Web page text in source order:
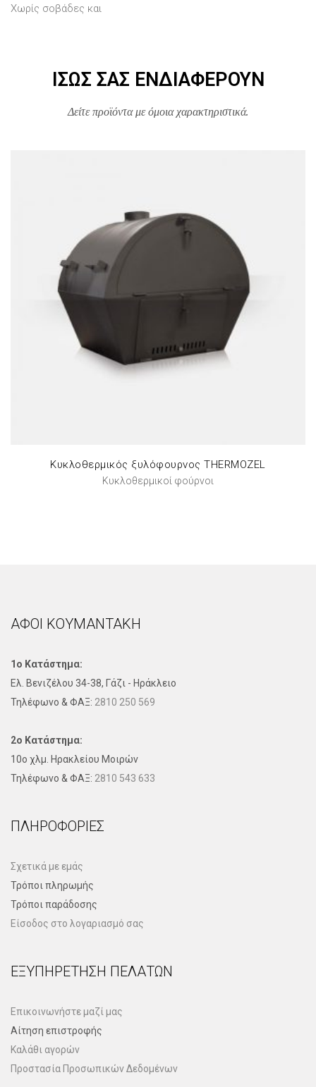
Χωρίς σοβάδες και
ΊΣΩΣ ΣΑΣ ΕΝΔΙΑΦΈΡΟΥΝ
Δείτε προϊόντα με όμοια χαρακτηριστικά.
Κυκλοθερμικός ξυλόφουρνος THERMOZEL
Κυκλοθερμικοί φούρνοι
ΑΦΟΙ ΚΟΥΜΑΝΤΑΚΗ
1ο Κατάστημα:
Ελ. Βενιζέλου 34-38, Γάζι - Ηράκλειο
Τηλέφωνo & ΦΑΞ: 2810 250 569
2ο Κατάστημα:
10ο χλμ. Ηρακλείου Μοιρών
Τηλέφωνo & ΦΑΞ: 2810 543 633
ΠΛΗΡΟΦΟΡΊΕΣ
Σχετικά με εμάς
Τρόποι πληρωμής
Τρόποι παράδοσης
Είσοδος στο λογαριασμό σας
ΕΞΥΠΗΡΈΤΗΣΗ ΠΕΛΑΤΏΝ
Επικοινωνήστε μαζί μας
Αίτηση επιστροφής
Καλάθι αγορών
Προστασία Προσωπικών Δεδομένων